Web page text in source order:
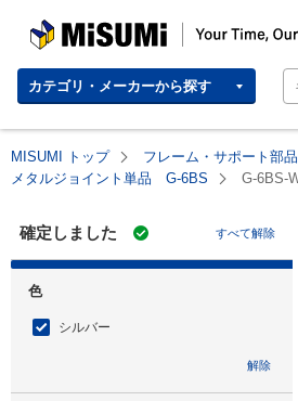
MISUMI | Your Time, Our Priority
カテゴリ・メーカーから探す
MISUMI トップ フレーム・サポート部
メタルジョイント単品 G-6BS
G-6BS-
確定しました すべて解除
色
シルバー
解除